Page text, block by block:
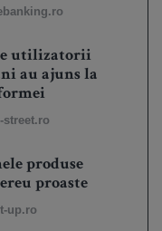
utilizatorii
au ajuns la
street.ro
produse
proaste
up.ro